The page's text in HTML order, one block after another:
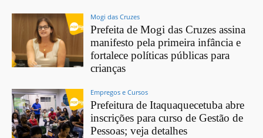
Mogi das Cruzes
Prefeita de Mogi das Cruzes assina
manifesto pela primeira infância e
fortalece políticas públicas para
crianças
Empregos e Cursos
Prefeitura de Itaquaquecetuba abre
inscrições para curso de Gestão de
Pessoas; veja detalhes